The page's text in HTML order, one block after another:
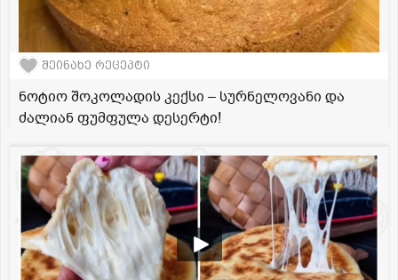
შეინახე რეცეპტი
ნოტიო შოკოლადის კექსი – სურნელოვანი და
ძალიან ფუმფულა დესერტი!